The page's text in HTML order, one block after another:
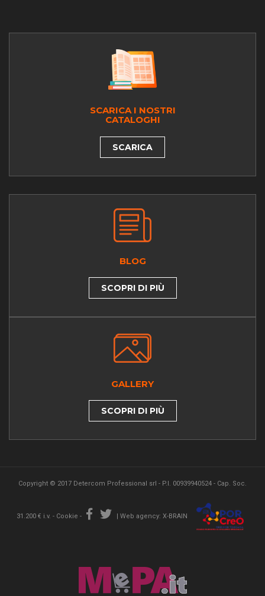
SCARICA I NOSTRI
CATALOGHI
SCARICA
BLOG
SCOPRI DI PIÙ
GALLERY
SCOPRI DI PIÙ
Copyright © 2017 Detercom Professional srl - P.I. 00939940524 - Cap. Soc.
31.200 € i.v. - Cookie - | Web agency: X-BRAIN